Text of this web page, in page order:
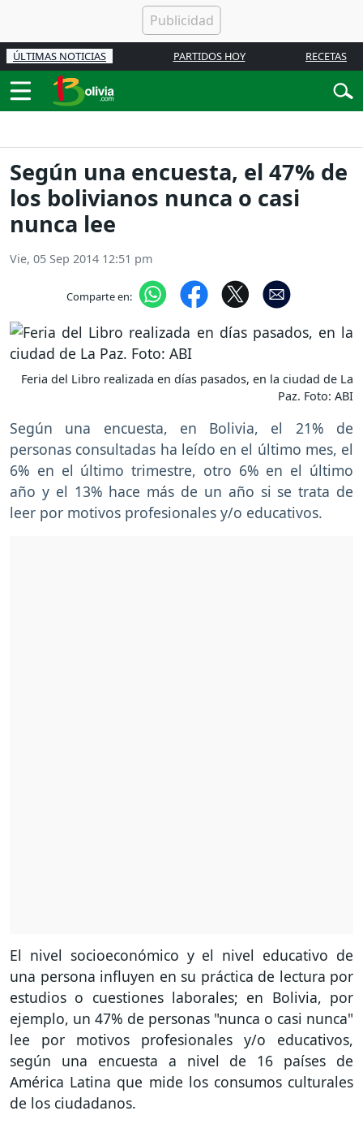
ÚLTIMAS NOTICIAS PARTIDOS HOY RECETAS
Según una encuesta, el 47% de
los bolivianos nunca o casi
nunca lee
Vie, 05 Sep 2014 12:51 pm
Comparte en:
Feria del Libro realizada en días pasados, en la ciudad de La
Paz. Foto: ABI
Según una encuesta, en Bolivia, el 21% de
personas consultadas ha leído en el último mes, el
6% en el último trimestre, otro 6% en el último
año y el 13% hace más de un año si se trata de
leer por motivos profesionales y/o educativos.
El nivel socioeconómico y el nivel educativo de
una persona influyen en su práctica de lectura por
estudios o cuestiones laborales; en Bolivia, por
ejemplo, un 47% de personas "nunca o casi nunca"
lee por motivos profesionales y/o educativos,
según una encuesta a nivel de 16 países de
América Latina que mide los consumos culturales
de los ciudadanos.